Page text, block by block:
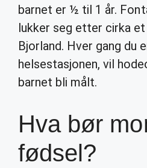
barnet er ½ til 1 år.
lukker seg etter cirka et
Bjorland. Hver gang du
helsestasjonen, vil
barnet bli målt.
Hva bør
fødsel?